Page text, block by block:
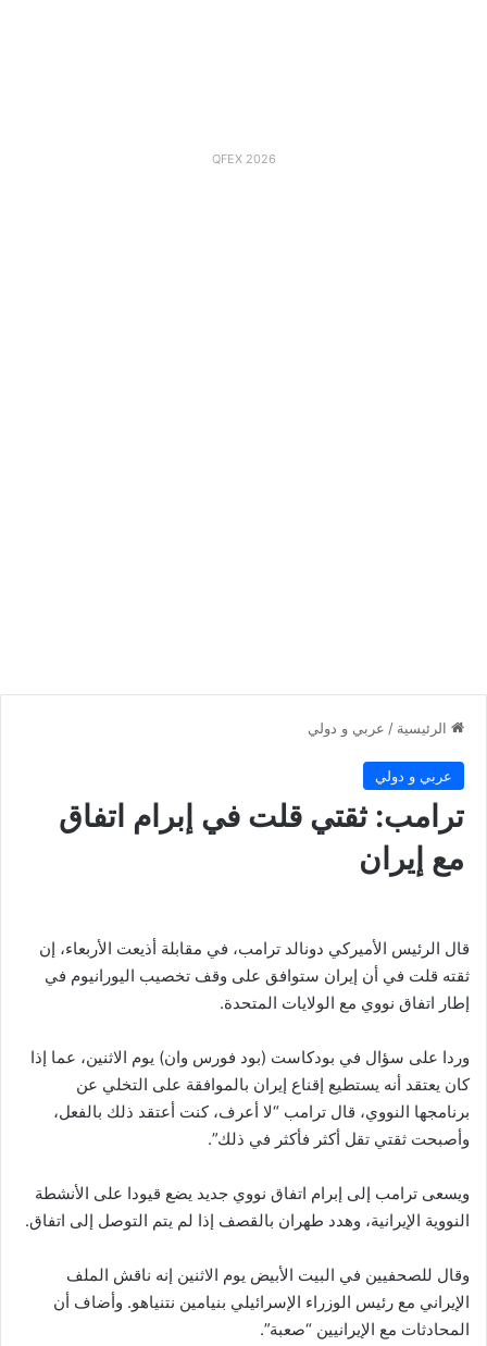
QFEX 2026
الرئيسية / عربي و دولي
عربي و دولي
ترامب: ثقتي قلت في إبرام اتفاق
مع إيران
قال الرئيس الأميركي دونالد ترامب، في مقابلة أذيعت الأربعاء، إن
ثقته قلت في أن إيران ستوافق على وقف تخصيب اليورانيوم في
إطار اتفاق نووي مع الولايات المتحدة.
وردا على سؤال في بودكاست (بود فورس وان) يوم الاثنين، عما إذا
كان يعتقد أنه يستطيع إقناع إيران بالموافقة على التخلي عن
برنامجها النووي، قال ترامب “لا أعرف، كنت أعتقد ذلك بالفعل،
وأصبحت ثقتي تقل أكثر فأكثر في ذلك”.
ويسعى ترامب إلى إبرام اتفاق نووي جديد يضع قيودا على الأنشطة
النووية الإيرانية، وهدد طهران بالقصف إذا لم يتم التوصل إلى اتفاق.
وقال للصحفيين في البيت الأبيض يوم الاثنين إنه ناقش الملف
الإيراني مع رئيس الوزراء الإسرائيلي بنيامين نتنياهو. وأضاف أن
المحادثات مع الإيرانيين “صعبة”.